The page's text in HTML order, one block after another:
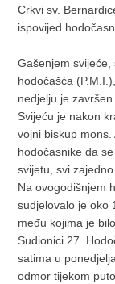
Crkvi sv.
ispovijed
Gašenjem
hodočašća
nedjelju je
Svijeću je nakon
vojni biskup
hodočasnike da
svijetu, svi
Na ovogodišnjem
sudjelovalo je oko
među kojima je
Sudionici 27.
satima u
odmor tijekom